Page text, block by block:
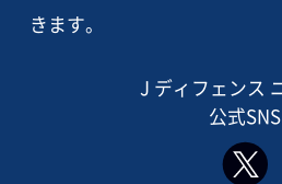
きます。
J ディフェンス
公式SNS